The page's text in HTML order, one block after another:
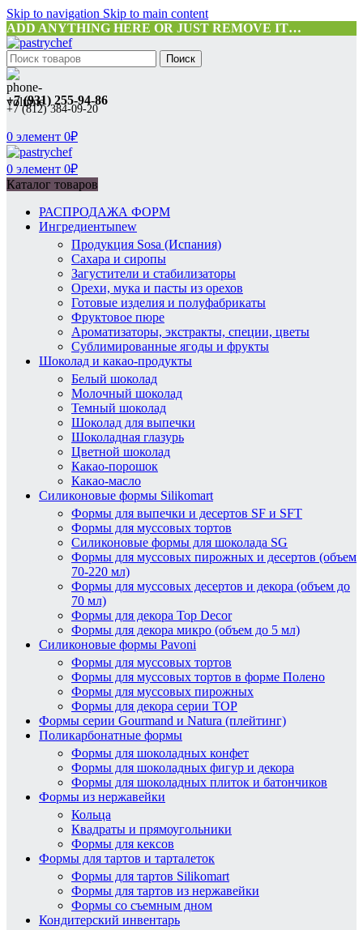
Skip to navigation Skip to main content
ADD ANYTHING HERE OR JUST REMOVE IT…
Поиск
+7 (931) 255-94-86
+7 (812) 384-09-20
0 элемент 0₽
0 элемент 0₽
Каталог товаров
РАСПРОДАЖА ФОРМ
Ингредиентыnew
Продукция Sosa (Испания)
Сахара и сиропы
Загустители и стабилизаторы
Орехи, мука и пасты из орехов
Готовые изделия и полуфабрикаты
Фруктовое пюре
Ароматизаторы, экстракты, специи, цветы
Сублимированные ягоды и фрукты
Шоколад и какао-продукты
Белый шоколад
Молочный шоколад
Темный шоколад
Шоколад для выпечки
Шоколадная глазурь
Цветной шоколад
Какао-порошок
Какао-масло
Силиконовые формы Silikomart
Формы для выпечки и десертов SF и SFT
Формы для муссовых тортов
Силиконовые формы для шоколада SG
Формы для муссовых пирожных и десертов (объем
70-220 мл)
Формы для муссовых десертов и декора (объем до
70 мл)
Формы для декора Top Decor
Формы для декора микро (объем до 5 мл)
Силиконовые формы Pavoni
Формы для муссовых тортов
Формы для муссовых тортов в форме Полено
Формы для муссовых пирожных
Формы для декора серии TOP
Формы серии Gourmand и Natura (плейтинг)
Поликарбонатные формы
Формы для шоколадных конфет
Формы для шоколадных фигур и декора
Формы для шоколадных плиток и батончиков
Формы из нержавейки
Кольца
Квадраты и прямоугольники
Формы для кексов
Формы для тартов и тарталеток
Формы для тартов Silikomart
Формы для тартов из нержавейки
Формы со съемным дном
Кондитерский инвентарь